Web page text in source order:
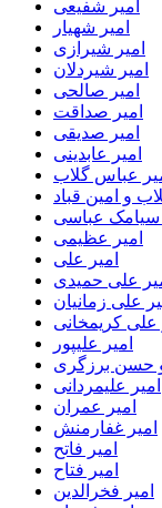
امیر شفیعی
امیر شهیار
امیر شیرازی
امیر شیردلان
امیر صالحی
امیر صداقت
امیر صدیقی
امیر عابدینی
عباس گلاب
و امین قباد
سیامک عباسی
امیر عظیمی
امیر علی
علی حمیدی
علی زمانیان
علی کریمخانی
امیر علیپور
و حسن برزگری
امیر علیمردانی
امیر عمران
امیر غفارمنش
امیر فاتح
امیر فتاح
امیر فخرالدین